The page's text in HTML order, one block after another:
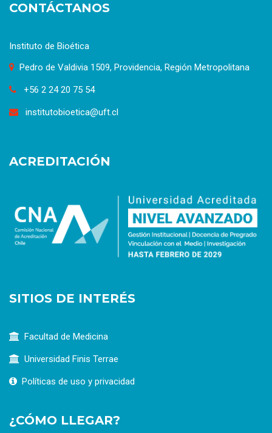
CONTÁCTANOS
Instituto de Bioética
Pedro de Valdivia 1509, Providencia, Región Metropolitana
+56 2 24 20 75 54
institutobioetica@uft.cl
ACREDITACIÓN
SITIOS DE INTERÉS
Facultad de Medicina
Universidad Finis Terrae
Políticas de uso y privacidad
¿CÓMO LLEGAR?